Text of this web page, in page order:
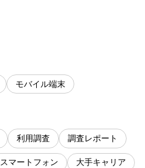
モバイル端末
利用調査 調査レポート
スマートフォン 大手キャリア